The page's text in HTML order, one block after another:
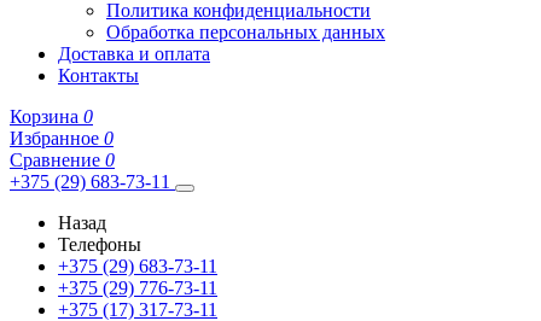
Политика конфиденциальности
Обработка персональных данных
Доставка и оплата
Контакты
Корзина 0
Избранное 0
Сравнение 0
+375 (29) 683-73-11
Назад
Телефоны
+375 (29) 683-73-11
+375 (29) 776-73-11
+375 (17) 317-73-11